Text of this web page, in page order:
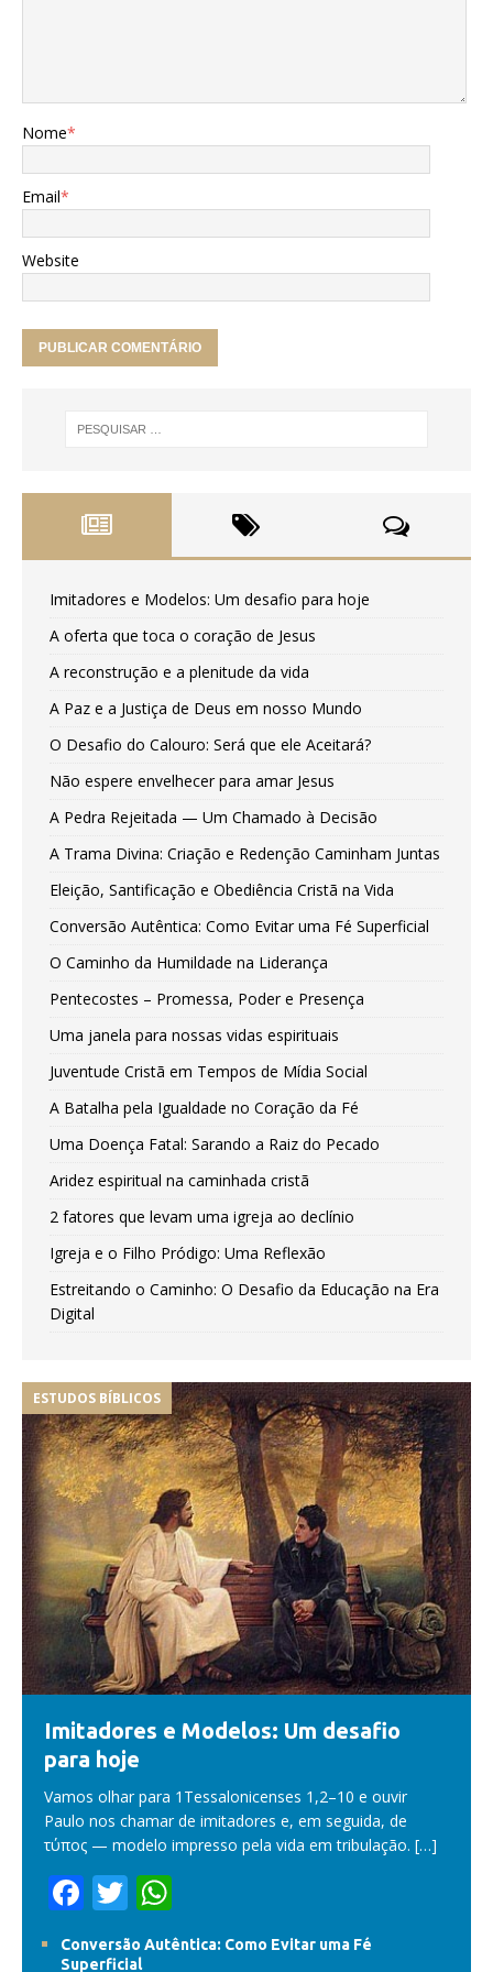
Nome*
Email*
Website
Imitadores e Modelos: Um desafio para hoje
A oferta que toca o coração de Jesus
A reconstrução e a plenitude da vida
A Paz e a Justiça de Deus em nosso Mundo
O Desafio do Calouro: Será que ele Aceitará?
Não espere envelhecer para amar Jesus
A Pedra Rejeitada — Um Chamado à Decisão
A Trama Divina: Criação e Redenção Caminham Juntas
Eleição, Santificação e Obediência Cristã na Vida
Conversão Autêntica: Como Evitar uma Fé Superficial
O Caminho da Humildade na Liderança
Pentecostes – Promessa, Poder e Presença
Uma janela para nossas vidas espirituais
Juventude Cristã em Tempos de Mídia Social
A Batalha pela Igualdade no Coração da Fé
Uma Doença Fatal: Sarando a Raiz do Pecado
Aridez espiritual na caminhada cristã
2 fatores que levam uma igreja ao declínio
Igreja e o Filho Pródigo: Uma Reflexão
Estreitando o Caminho: O Desafio da Educação na Era
Digital
ESTUDOS BÍBLICOS
Imitadores e Modelos: Um desafio
para hoje
Vamos olhar para 1Tessalonicenses 1,2–10 e ouvir
Paulo nos chamar de imitadores e, em seguida, de
τύπος — modelo impresso pela vida em tribulação. […]
F T
w h
Conversão Autêntica: Como Evitar uma Fé
Superficial